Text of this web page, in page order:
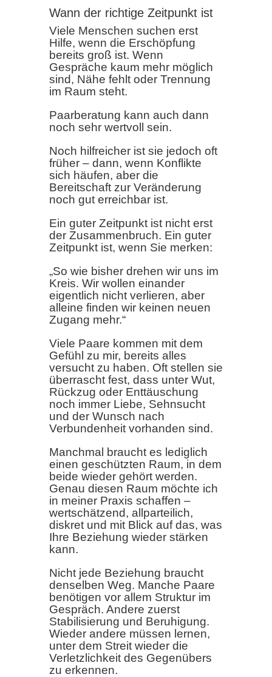
Wann der richtige Zeitpunkt ist
Viele Menschen suchen erst
Hilfe, wenn die Erschöpfung
bereits groß ist. Wenn
Gespräche kaum mehr möglich
sind, Nähe fehlt oder Trennung
im Raum steht.
Paarberatung kann auch dann
noch sehr wertvoll sein.
Noch hilfreicher ist sie jedoch oft
früher – dann, wenn Konflikte
sich häufen, aber die
Bereitschaft zur Veränderung
noch gut erreichbar ist.
Ein guter Zeitpunkt ist nicht erst
der Zusammenbruch. Ein guter
Zeitpunkt ist, wenn Sie merken:
„So wie bisher drehen wir uns im
Kreis. Wir wollen einander
eigentlich nicht verlieren, aber
alleine finden wir keinen neuen
Zugang mehr.“
Viele Paare kommen mit dem
Gefühl zu mir, bereits alles
versucht zu haben. Oft stellen sie
überrascht fest, dass unter Wut,
Rückzug oder Enttäuschung
noch immer Liebe, Sehnsucht
und der Wunsch nach
Verbundenheit vorhanden sind.
Manchmal braucht es lediglich
einen geschützten Raum, in dem
beide wieder gehört werden.
Genau diesen Raum möchte ich
in meiner Praxis schaffen –
wertschätzend, allparteilich,
diskret und mit Blick auf das, was
Ihre Beziehung wieder stärken
kann.
Nicht jede Beziehung braucht
denselben Weg. Manche Paare
benötigen vor allem Struktur im
Gespräch. Andere zuerst
Stabilisierung und Beruhigung.
Wieder andere müssen lernen,
unter dem Streit wieder die
Verletzlichkeit des Gegenübers
zu erkennen.